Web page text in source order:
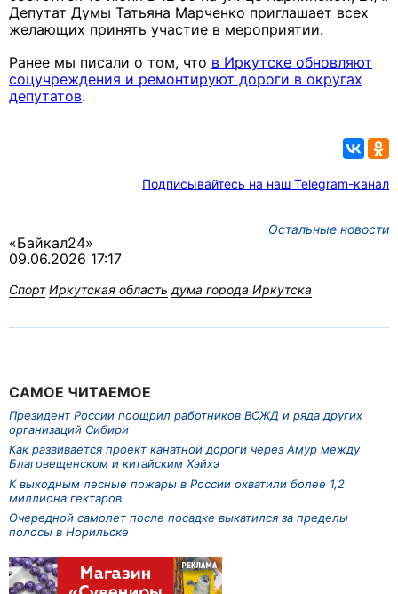
Депутат Думы Татьяна Марченко приглашает всех
желающих принять участие в мероприятии.
Ранее мы писали о том, что в Иркутске обновляют
соцучреждения и ремонтируют дороги в округах
депутатов.
Подписывайтесь на наш Telegram-канал
Остальные новости
«Байкал24»
09.06.2026 17:17
Спорт Иркутская область дума города Иркутска
САМОЕ ЧИТАЕМОЕ
Президент России поощрил работников ВСЖД и ряда других
организаций Сибири
Как развивается проект канатной дороги через Амур между
Благовещенском и китайским Хэйхэ
К выходным лесные пожары в России охватили более 1,2
миллиона гектаров
Очередной самолет после посадке выкатился за пределы
полосы в Норильске